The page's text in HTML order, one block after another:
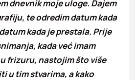
dnevnik moje uloge. Dajem
te odredim datum kada
kada je prestala. Prije
kada već imam
frizuru, nastojim što više
u tim stvarima, a kako